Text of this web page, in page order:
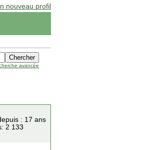
nouveau profil
avancée
: 17 ans
2 133